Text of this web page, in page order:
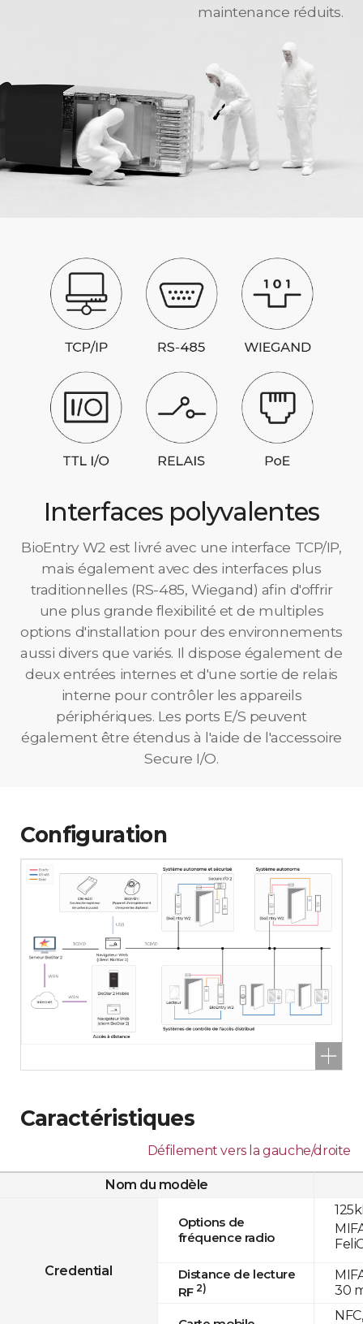
maintenance réduits.
Interfaces polyvalentes
BioEntry W2 est livré avec une interface TCP/IP,
mais également avec des interfaces plus
traditionnelles (RS-485, Wiegand) afin d'offrir
une plus grande flexibilité et de multiples
options d'installation pour des environnements
aussi divers que variés. Il dispose également de
deux entrées internes et d'une sortie de relais
interne pour contrôler les appareils
périphériques. Les ports E/S peuvent
également être étendus à l'aide de l'accessoire
Secure I/O.
Configuration
Caractéristiques
Défilement vers la gauche/droite
Nom du modèle
Credential
Options de
fréquence radio
Distance de lecture
RF 2)
30